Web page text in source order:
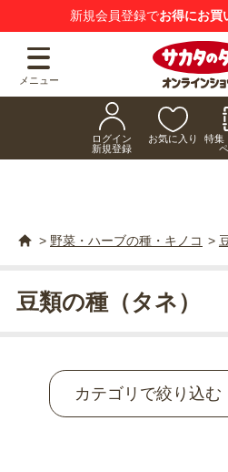
【注意喚起】悪質な偽サイ
メニュー
ログイン
新規登録
お気に入り
特集
> 野菜・ハーブの種・キノコ >
豆類の種（タネ）
カテゴリで絞り込む